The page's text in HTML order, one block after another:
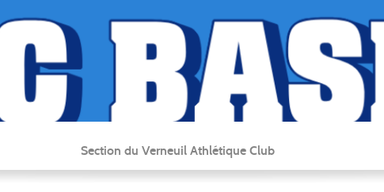
Section du Verneuil Athlétique Club